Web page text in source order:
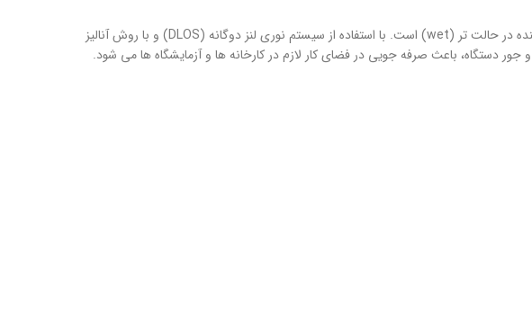
دستگاه Bettersizer ST یک تجزیه گر کاملاً خودکار، با سیستمی هوشمند برای تعیین اندازه ذرات در محلول دارای ذرات پراکنده در حالت تر (wet) است. با استفاده از سیستم نوری لنز دوگانه (DLOS) و با روش آنالیز